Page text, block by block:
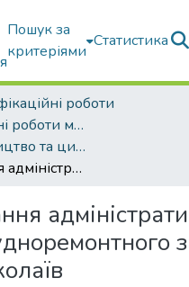
Пошук за
критеріями
Статистика
роботи
Кваліфікаційні роботи магістрів
ОНП "Будівництво та цивільна інженерія"
Проектування адміністративного корпусу судноремонтного заводу у місті Миколаїв